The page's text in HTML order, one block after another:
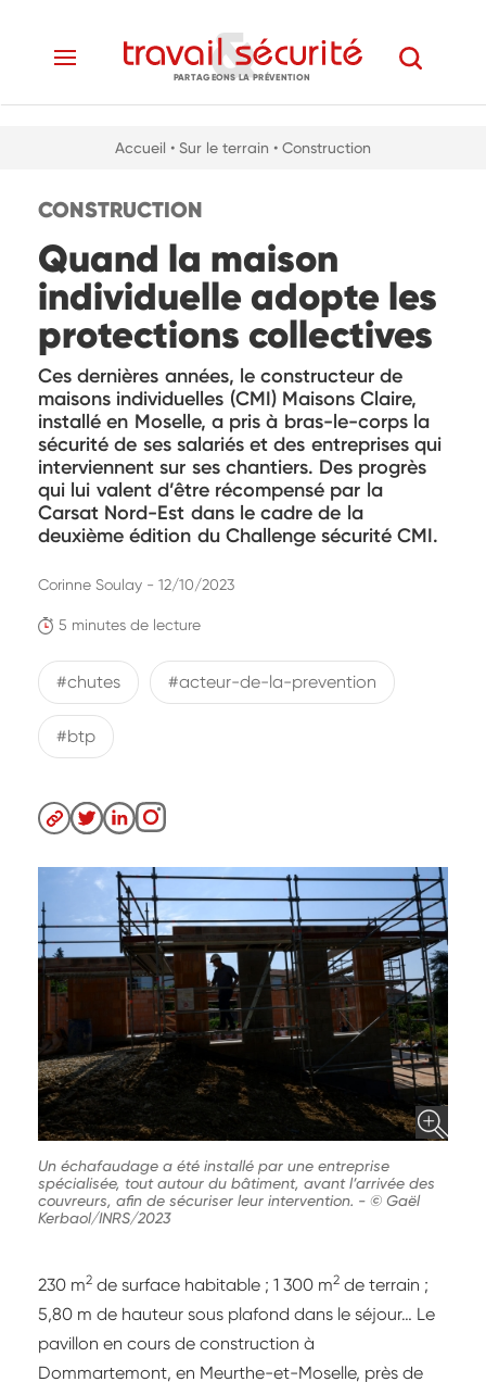
PARTAGEONS LA PRÉVENTION
Accueil • Sur le terrain • Construction
CONSTRUCTION
Quand la maison
individuelle adopte les
protections collectives
Ces dernières années, le constructeur de
maisons individuelles (CMI) Maisons Claire,
installé en Moselle, a pris à bras-le-corps la
sécurité de ses salariés et des entreprises qui
interviennent sur ses chantiers. Des progrès
qui lui valent d’être récompensé par la
Carsat Nord-Est dans le cadre de la
deuxième édition du Challenge sécurité CMI.
5 minutes de lecture
Corinne Soulay - 12/10/2023
#chutes #acteur-de-la-prevention
#btp
Un échafaudage a été installé par une entreprise
spécialisée, tout autour du bâtiment, avant l’arrivée des
couvreurs, afin de sécuriser leur intervention. - © Gaël
Kerbaol/INRS/2023
230 m2 de surface habitable ; 1 300 m2 de terrain ;
5,80 m de hauteur sous plafond dans le séjour… Le
pavillon en cours de construction à
Dommartemont, en Meurthe-et-Moselle, près de